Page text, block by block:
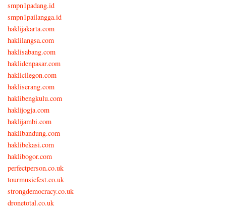
smpn1padang.id
smpn1pailangga.id
haklijakarta.com
haklilangsa.com
haklisabang.com
haklidenpasar.com
haklicilegon.com
hakliserang.com
haklibengkulu.com
haklijogja.com
haklijambi.com
haklibandung.com
haklibekasi.com
haklibogor.com
perfectperson.co.uk
tourmusicfest.co.uk
strongdemocracy.co.uk
dronetotal.co.uk